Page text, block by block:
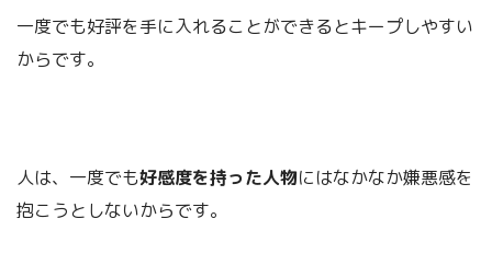
一度でも好評を手に入れることができるとキープしやすい
からです。
人は、一度でも好感度を持った人物にはなかなか嫌悪感を
抱こうとしないからです。